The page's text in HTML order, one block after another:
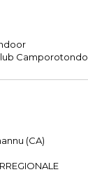
Camporotondo
(CA)